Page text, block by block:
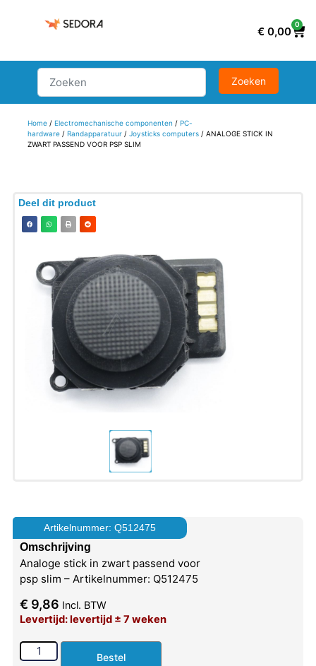
€ 0,00
0
Home/ Electromechanische componenten / PC-
hardware/ Randapparatuur/ Joysticks computers/ ANALOGE STICK IN
ZWART PASSEND VOOR PSP SLIM
Deel dit product
Artikelnummer: Q512475
Omschrijving
Analoge stick in zwart passend voor
psp slim – Artikelnummer: Q512475
€ 9,86 Incl. BTW
Levertijd: levertijd ± 7 weken
Bestel